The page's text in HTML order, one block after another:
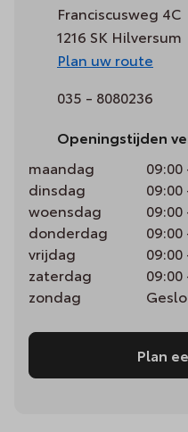
Franciscusweg 4C
1216 SK Hilversum
Plan uw route
035 - 8080236
Openingstijden
maandag
09:00
dinsdag
09:00
woensdag
09:00
donderdag
09:00
vrijdag
09:00
zaterdag
09:00
zondag
Plan